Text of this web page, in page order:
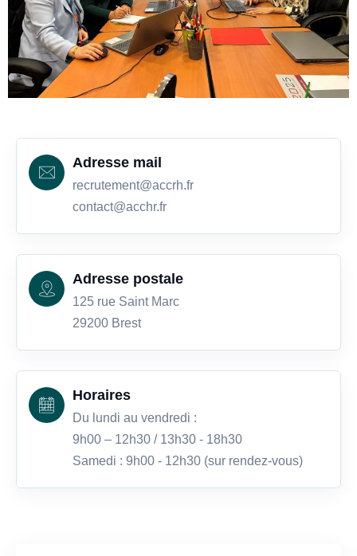
Adresse mail
recrutement@accrh.fr
contact@acchr.fr
Adresse postale
125 rue Saint Marc
29200 Brest
Horaires
Du lundi au vendredi :
9h00 – 12h30 / 13h30 - 18h30
Samedi : 9h00 - 12h30 (sur rendez-vous)